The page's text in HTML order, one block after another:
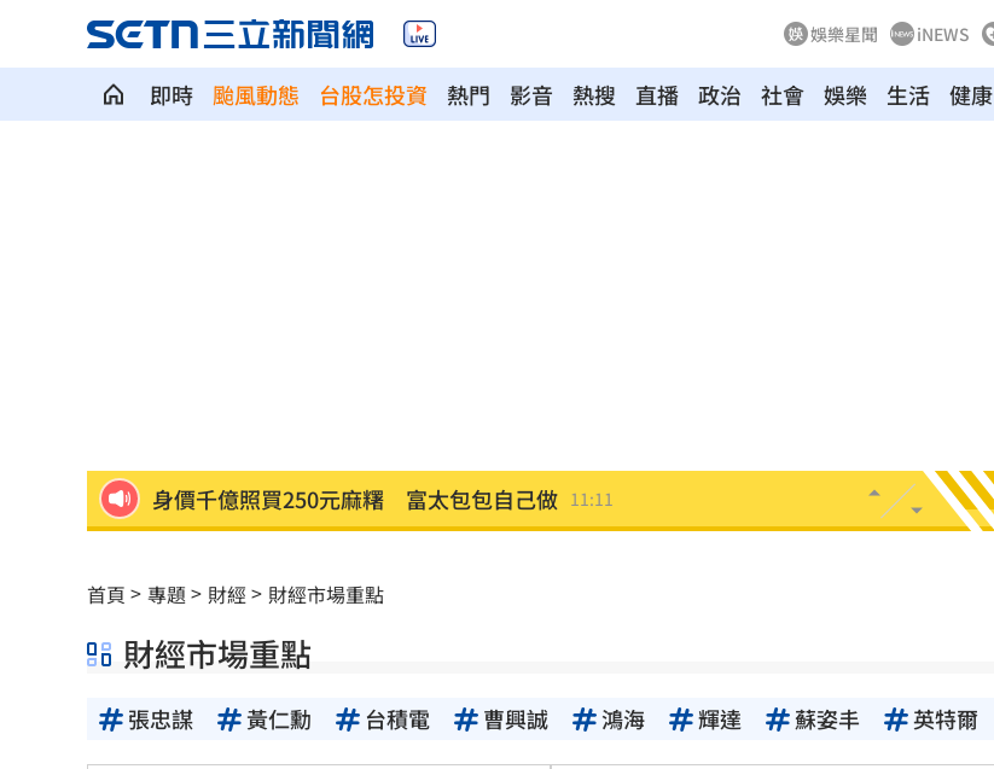
娛樂星聞 iNEWS
即時 颱風動態 台股怎投資 熱門 影音 熱搜 直播 政治 社會 娛樂 生活 健康
身價千億照買250元麻糬 富太包包自己做 11:11
小吃部討債逼拍裸照！恐怖主嫌下場曝
獨／曹雨婷挨轟失職 昔理事長楊光友開轟
酒測0.7、毒品快篩陽性 警查獲酒毒雙駕 11:07
首頁 專題 財經 財經市場重點
財經市場重點
張忠謀 黃仁勳 台積電 曹興誠 鴻海 輝達 蘇姿丰 英特爾